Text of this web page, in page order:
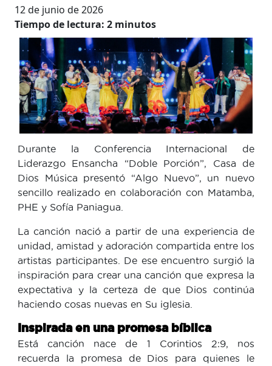
12 de junio de 2026
Tiempo de lectura: 2 minutos
Durante la Conferencia Internacional de
Liderazgo Ensancha “Doble Porción”, Casa de
Dios Música presentó “Algo Nuevo”, un nuevo
sencillo realizado en colaboración con Matamba,
PHE y Sofía Paniagua.
La canción nació a partir de una experiencia de
unidad, amistad y adoración compartida entre los
artistas participantes. De ese encuentro surgió la
inspiración para crear una canción que expresa la
expectativa y la certeza de que Dios continúa
haciendo cosas nuevas en Su iglesia.
Inspirada en una promesa bíblica
Está canción nace de 1 Corintios 2:9, nos
recuerda la promesa de Dios para quienes le